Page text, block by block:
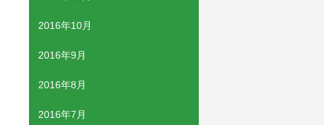
2016年10月
2016年9月
2016年8月
2016年7月